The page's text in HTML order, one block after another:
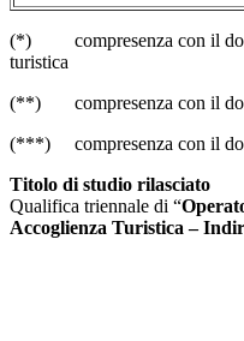
(*) compresenza con il
turistica
(**) compresenza con il
(***) compresenza con il
Titolo di studio rilasciato
Qualifica triennale di “
Accoglienza Turistica –